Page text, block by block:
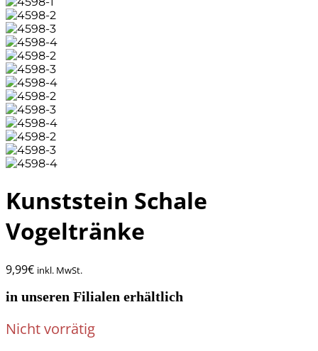
Kunststein Schale
Vogeltränke
9,99€ inkl. MwSt.
in unseren Filialen erhältlich
Nicht vorrätig